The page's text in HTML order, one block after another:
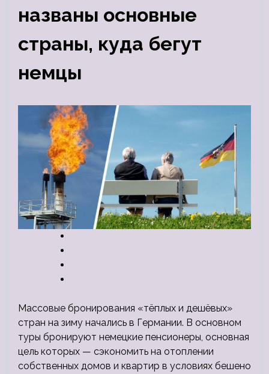
названы основные
страны, куда бегут
немцы
Массовые бронирования «тёплых и дешёвых»
стран на зиму начались в Германии. В основном
туры бронируют немецкие пенсионеры, основная
цель которых — сэкономить на отоплении
собственных домов и квартир в условиях бешено